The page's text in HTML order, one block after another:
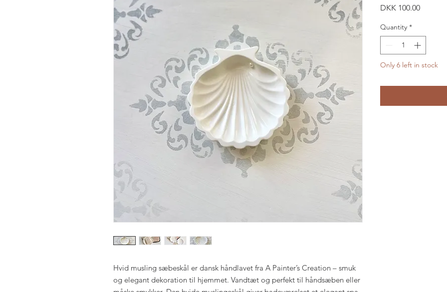
Hvid musling sæbeskål er dansk håndlavet fra A Painter’s Creation – smuk
og elegant dekoration til hjemmet. Vandtæt og perfekt til håndsæben eller
DKK 100.00Price
Quantity *
Only 6 left in stock